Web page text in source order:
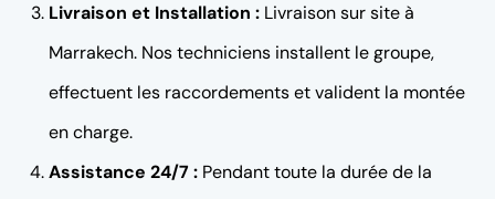
Livraison et Installation : Livraison sur site à
Marrakech. Nos techniciens installent le groupe,
effectuent les raccordements et valident la montée
en charge.
Assistance 24/7 : Pendant toute la durée de la